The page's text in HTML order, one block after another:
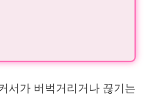
서가 버벅거리거나 끊기는